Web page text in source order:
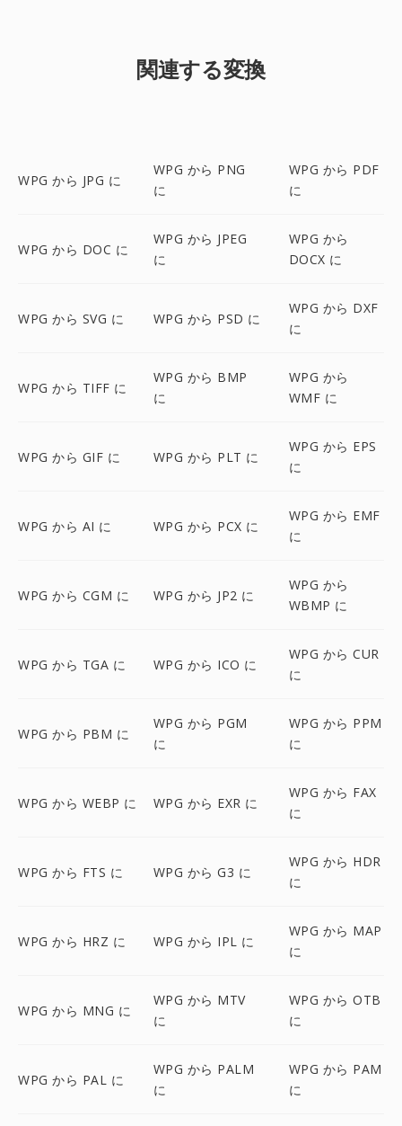
関連する変換
WPG から JPG に
WPG から PNG
に
WPG から PDF
に
WPG から DOC に
WPG から JPEG
に
WPG から
DOCX に
WPG から SVG に WPG から PSD に
WPG から DXF
に
WPG から TIFF に
WPG から BMP
に
WPG から
WMF に
WPG から GIF に WPG から PLT に
WPG から EPS
に
WPG から AI に WPG から PCX に
WPG から EMF
に
WPG から CGM に WPG から JP2 に
WPG から
WBMP に
WPG から TGA に WPG から ICO に
WPG から CUR
に
WPG から PBM に
WPG から PGM
に
WPG から PPM
に
WPG から WEBP に WPG から EXR に
WPG から FAX
に
WPG から FTS に WPG から G3 に
WPG から HDR
に
WPG から HRZ に WPG から IPL に
WPG から MAP
に
WPG から MNG に
WPG から MTV
に
WPG から OTB
に
WPG から PAL に
WPG から PALM
に
WPG から PAM
に